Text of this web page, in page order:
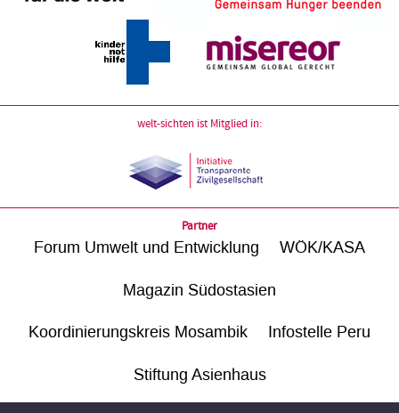
welt-sichten ist Mitglied in:
Partner
Forum Umwelt und Entwicklung WÖK/KASA
Magazin Südostasien
Koordinierungskreis Mosambik Infostelle Peru
Stiftung Asienhaus